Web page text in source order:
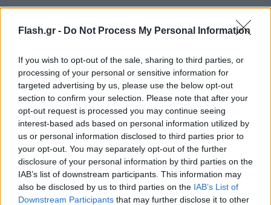
Flash.gr - Do Not Process My Personal Information
If you wish to opt-out of the sale, sharing to third parties, or
processing of your personal or sensitive information for
targeted advertising by us, please use the below opt-out
section to confirm your selection. Please note that after your
opt-out request is processed you may continue seeing
interest-based ads based on personal information utilized by
us or personal information disclosed to third parties prior to
your opt-out. You may separately opt-out of the further
disclosure of your personal information by third parties on the
IAB’s list of downstream participants. This information may
also be disclosed by us to third parties on the IAB’s List of
Downstream Participants that may further disclose it to other
«Περιμένω να ακούσω περισσότερα πράγματα
μέχρι την Κυριακή», είπε χαρακτηριστικά
αναφερόμενος στο θέμα των πολιτικών θέσεων